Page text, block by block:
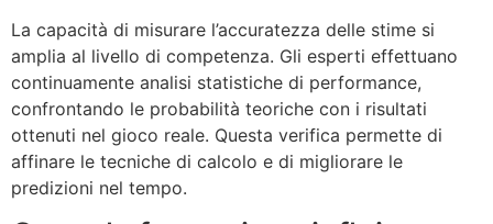
La capacità di misurare l’accuratezza delle stime si
amplia al livello di competenza. Gli esperti effettuano
continuamente analisi statistiche di performance,
confrontando le probabilità teoriche con i risultati
ottenuti nel gioco reale. Questa verifica permette di
affinare le tecniche di calcolo e di migliorare le
predizioni nel tempo.